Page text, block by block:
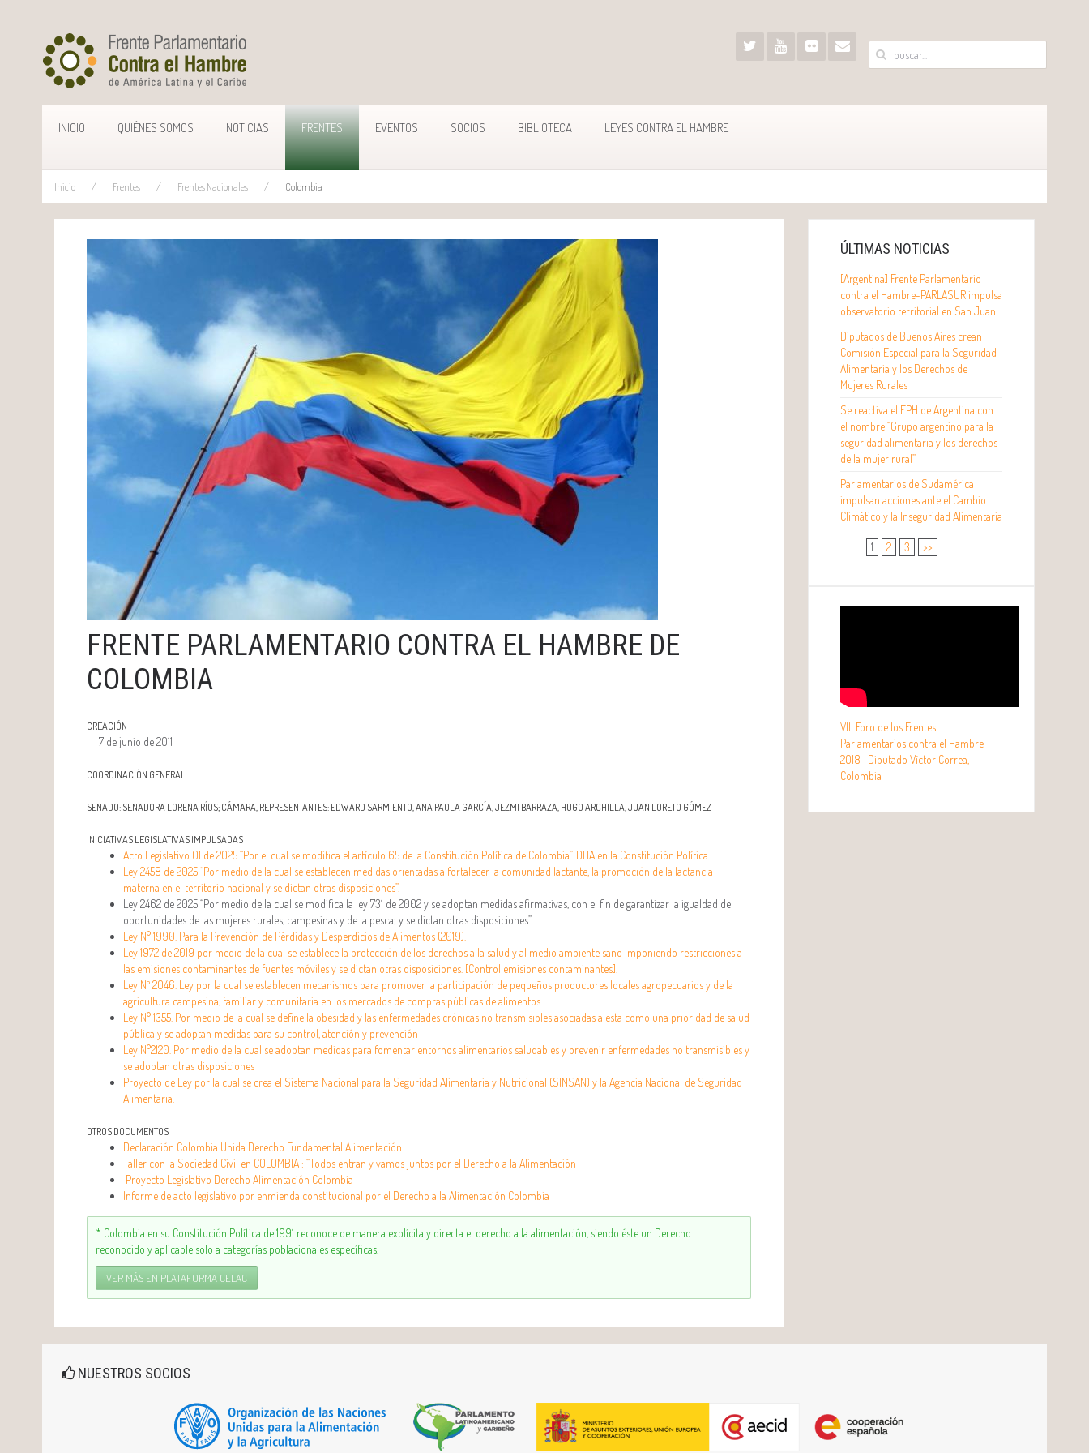
INICIO QUIÉNES SOMOS NOTICIAS FRENTES EVENTOS SOCIOS BIBLIOTECA LEYES CONTRA EL HAMBRE
Inicio Frentes Frentes Nacionales Colombia
FRENTE PARLAMENTARIO CONTRA EL HAMBRE DE
COLOMBIA
CREACIÓN
7 de junio de 2011
COORDINACIÓN GENERAL
SENADO: SENADORA LORENA RÍOS; CÁMARA, REPRESENTANTES: EDWARD SARMIENTO, ANA PAOLA GARCÍA, JEZMI BARRAZA, HUGO ARCHILLA, JUAN LORETO GÓMEZ
INICIATIVAS LEGISLATIVAS IMPULSADAS
Acto Legislativo 01 de 2025 “Por el cual se modifica el artículo 65 de la Constitución Política de Colombia”. DHA en la Constitución Política.
Ley 2458 de 2025 “Por medio de la cual se establecen medidas orientadas a fortalecer la comunidad lactante, la promoción de la lactancia
materna en el territorio nacional y se dictan otras disposiciones”.
Ley 2462 de 2025 “Por medio de la cual se modifica la ley 731 de 2002 y se adoptan medidas afirmativas, con el fin de garantizar la igualdad de
oportunidades de las mujeres rurales, campesinas y de la pesca; y se dictan otras disposiciones”.
Ley N° 1990. Para la Prevención de Pérdidas y Desperdicios de Alimentos (2019).
Ley 1972 de 2019 por medio de la cual se establece la protección de los derechos a la salud y al medio ambiente sano imponiendo restricciones a
las emisiones contaminantes de fuentes móviles y se dictan otras disposiciones. [Control emisiones contaminantes].
Ley Nº 2046. Ley por la cual se establecen mecanismos para promover la participación de pequeños productores locales agropecuarios y de la
agricultura campesina, familiar y comunitaria en los mercados de compras públicas de alimentos
Ley N° 1355. Por medio de la cual se define la obesidad y las enfermedades crónicas no transmisibles asociadas a esta como una prioridad de salud
pública y se adoptan medidas para su control, atención y prevención
Ley N°2120. Por medio de la cual se adoptan medidas para fomentar entornos alimentarios saludables y prevenir enfermedades no transmisibles y
se adoptan otras disposiciones
Proyecto de Ley por la cual se crea el Sistema Nacional para la Seguridad Alimentaria y Nutricional (SINSAN) y la Agencia Nacional de Seguridad
Alimentaria.
OTROS DOCUMENTOS
Declaración Colombia Unida Derecho Fundamental Alimentación
Taller con la Sociedad Civil en COLOMBIA : “Todos entran y vamos juntos por el Derecho a la Alimentación
Proyecto Legislativo Derecho Alimentación Colombia
Informe de acto legislativo por enmienda constitucional por el Derecho a la Alimentación Colombia
* Colombia en su Constitución Política de 1991 reconoce de manera explícita y directa el derecho a la alimentación, siendo éste un Derecho
reconocido y aplicable solo a categorías poblacionales específicas.
VER MÁS EN PLATAFORMA CELAC
ÚLTIMAS NOTICIAS
[Argentina] Frente Parlamentario
contra el Hambre-PARLASUR impulsa
observatorio territorial en San Juan
Diputados de Buenos Aires crean
Comisión Especial para la Seguridad
Alimentaria y los Derechos de
Mujeres Rurales
Se reactiva el FPH de Argentina con
el nombre “Grupo argentino para la
seguridad alimentaria y los derechos
de la mujer rural”
Parlamentarios de Sudamérica
impulsan acciones ante el Cambio
Climático y la Inseguridad Alimentaria
1 2 3 >>
VIII Foro de los Frentes
Parlamentarios contra el Hambre
2018- Diputado Víctor Correa,
Colombia
NUESTROS SOCIOS